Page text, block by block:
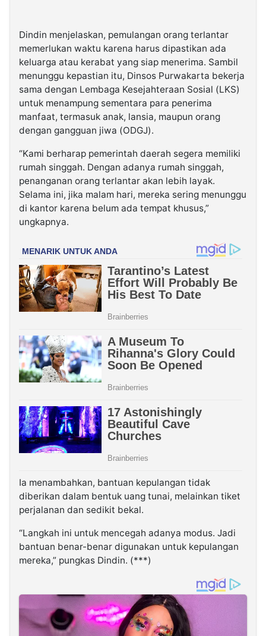
Dindin menjelaskan, pemulangan orang terlantar
memerlukan waktu karena harus dipastikan ada
keluarga atau kerabat yang siap menerima. Sambil
menunggu kepastian itu, Dinsos Purwakarta bekerja
sama dengan Lembaga Kesejahteraan Sosial (LKS)
untuk menampung sementara para penerima
manfaat, termasuk anak, lansia, maupun orang
dengan gangguan jiwa (ODGJ).
“Kami berharap pemerintah daerah segera memiliki
rumah singgah. Dengan adanya rumah singgah,
penanganan orang terlantar akan lebih layak.
Selama ini, jika malam hari, mereka sering menunggu
di kantor karena belum ada tempat khusus,”
ungkapnya.
Ia menambahkan, bantuan kepulangan tidak
diberikan dalam bentuk uang tunai, melainkan tiket
perjalanan dan sedikit bekal.
“Langkah ini untuk mencegah adanya modus. Jadi
bantuan benar-benar digunakan untuk kepulangan
mereka,” pungkas Dindin. (***)